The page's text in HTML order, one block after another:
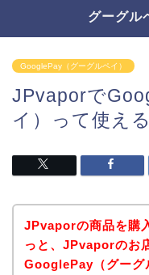
グーグル
GooglePay（グーグルペイ）
JPvaporで
イ）って使え
JPvaporの商品を購
っと、JPvaporのお
GooglePay（グーグ